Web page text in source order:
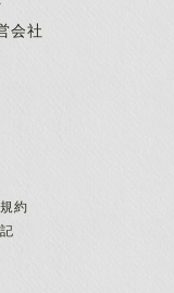
会社
約